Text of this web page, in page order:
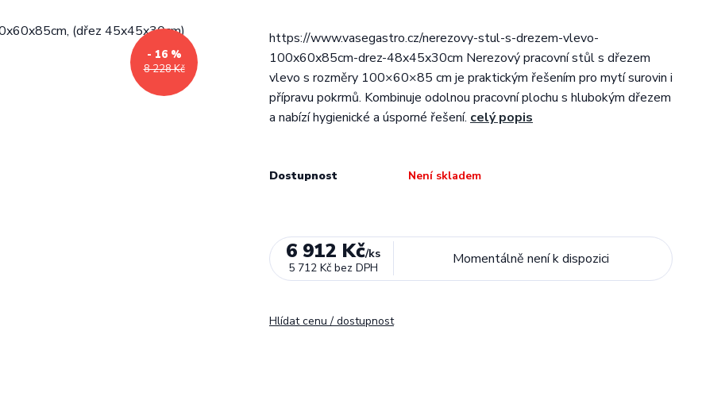
8 228 Kč
- 16 %
https://www.vasegastro.cz/nerezovy-stul-s-drezem-vlevo-
100x60x85cm-drez-48x45x30cm Nerezový pracovní stůl s dřezem
vlevo s rozměry 100×60×85 cm je praktickým řešením pro mytí surovin i
přípravu pokrmů. Kombinuje odolnou pracovní plochu s hlubokým dřezem
a nabízí hygienické a úsporné řešení. celý popis
Dostupnost Není skladem
6 912 Kč/ks
5 712 Kč bez DPH
Momentálně není k dispozici
Hlídat cenu / dostupnost